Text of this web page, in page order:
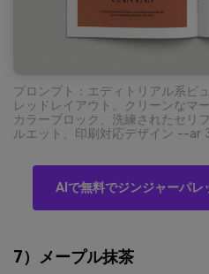
プロンプト：エディトリアル系ビ
レッドレイアウト。クリーンなマ
カラーブロック、洗練されたセリ
ルエット、印刷対応デザイン --ar
AIで無料でジンジャーパレ
7）メープル抹茶